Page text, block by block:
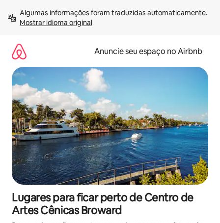
para
Mostrar idioma original
Anuncie seu espaço no Airbnb
Lugares para ficar perto de Centro de
Artes Cênicas Broward